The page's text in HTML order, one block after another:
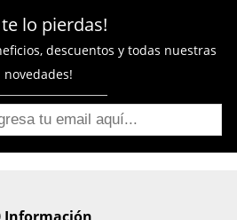
te lo pierdas!
descuentos y todas nuestras
novedades!